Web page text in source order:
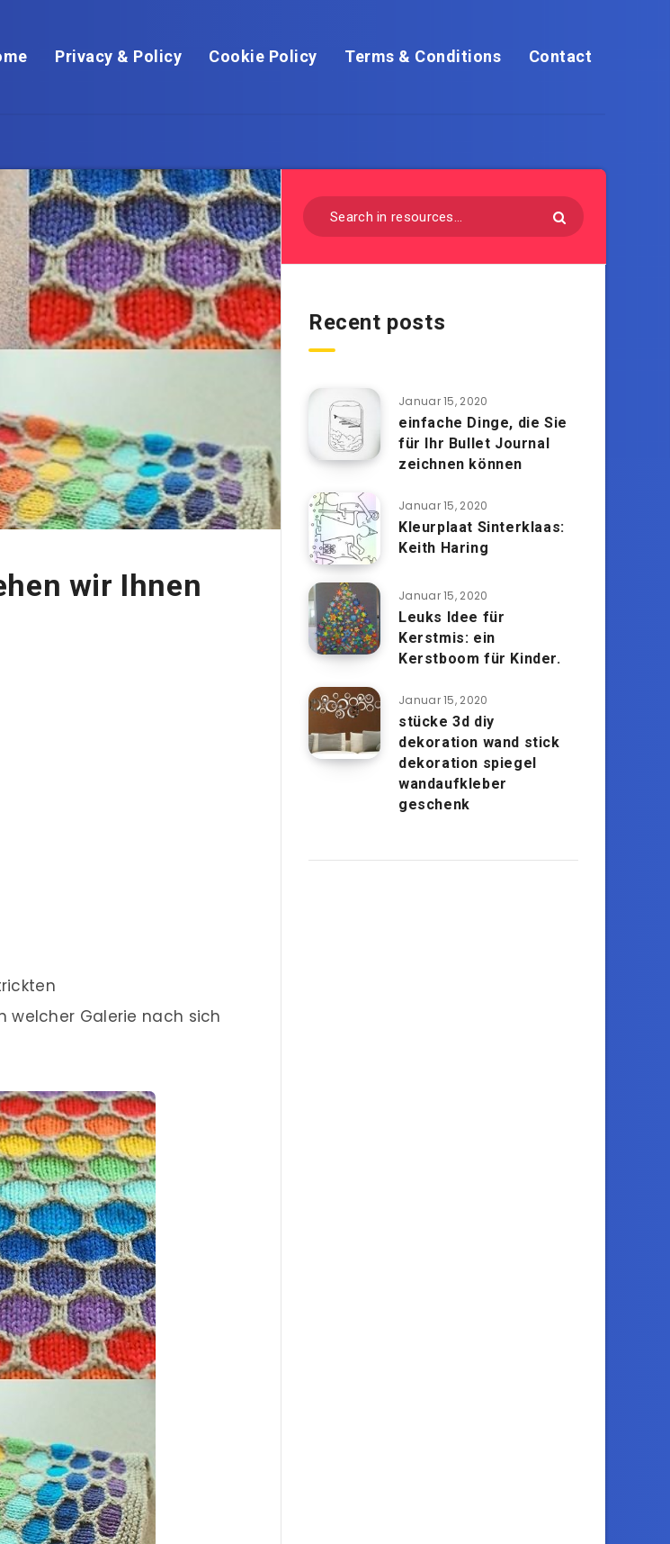
Privacy & Policy Cookie Policy Terms & Conditions Contact
wir Ihnen
welcher Galerie nach sich
Recent posts
Januar 15, 2020
einfache Dinge, die Sie
für Ihr Bullet Journal
zeichnen können
Januar 15, 2020
Kleurplaat Sinterklaas:
Keith Haring
Januar 15, 2020
Leuks Idee für
Kerstmis: ein
Kerstboom für Kinder.
Januar 15, 2020
stücke 3d diy
dekoration wand stick
dekoration spiegel
wandaufkleber
geschenk